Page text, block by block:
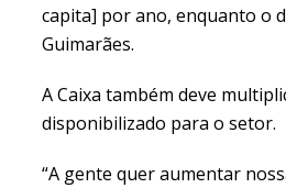
capita] por ano, enquanto o
Guimarães.
A Caixa também deve
disponibilizado para o setor.
“A gente quer aumentar